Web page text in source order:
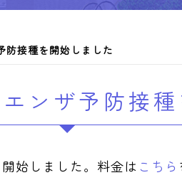
防接種を開始しました
ンザ予防接
始しました。料金は こちら